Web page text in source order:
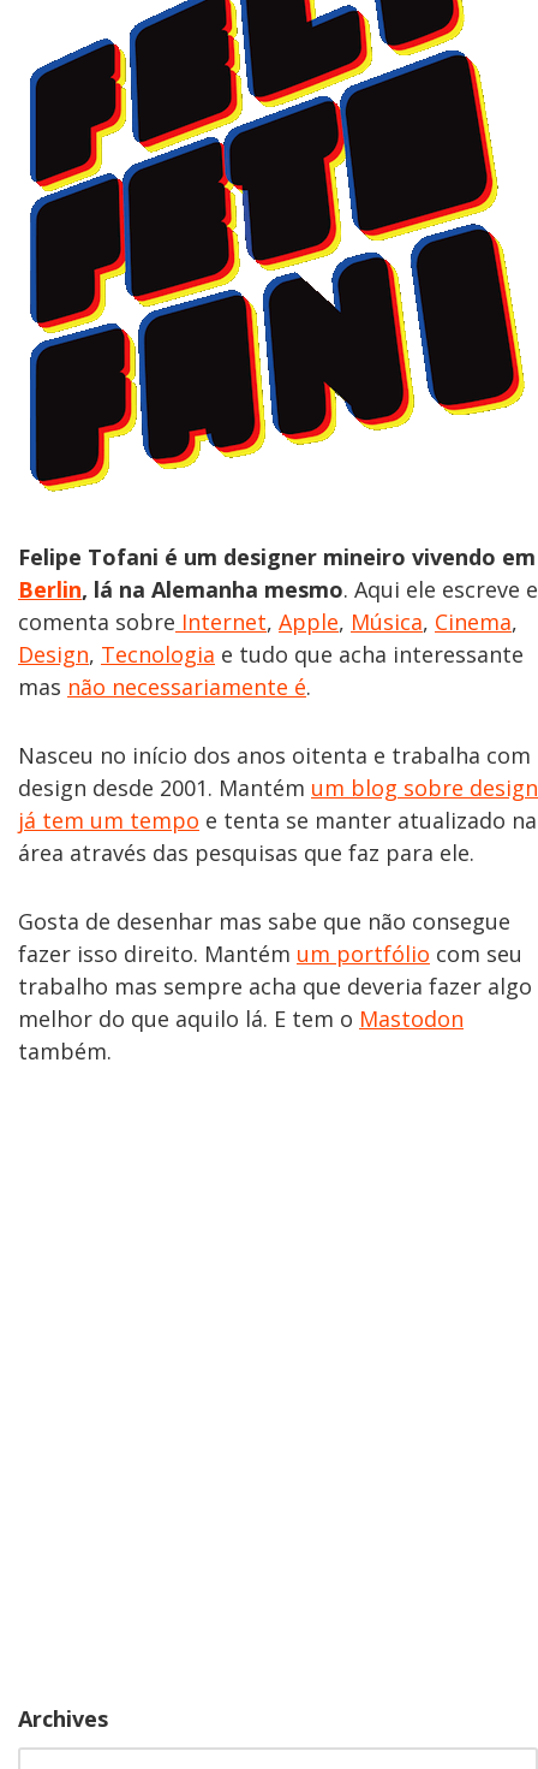
Felipe Tofani é um designer mineiro vivendo em
Berlin, lá na Alemanha mesmo. Aqui ele escreve e
comenta sobre Internet, Apple, Música, Cinema,
Design, Tecnologia e tudo que acha interessante
mas não necessariamente é.
Nasceu no início dos anos oitenta e trabalha com
design desde 2001. Mantém um blog sobre design
já tem um tempo e tenta se manter atualizado na
área através das pesquisas que faz para ele.
Gosta de desenhar mas sabe que não consegue
fazer isso direito. Mantém um portfólio com seu
trabalho mas sempre acha que deveria fazer algo
melhor do que aquilo lá. E tem o Mastodon
também.
Archives